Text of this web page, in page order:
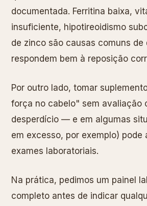
documentada. Ferritina baixa,
insuficiente, hipotireoidismo
de zinco são causas comuns de
respondem bem à reposição
Por outro lado, tomar
força no cabelo" sem avaliação
desperdício — e em algumas
em excesso, por exemplo) pode
exames laboratoriais.
Na prática, pedimos um painel
completo antes de indicar